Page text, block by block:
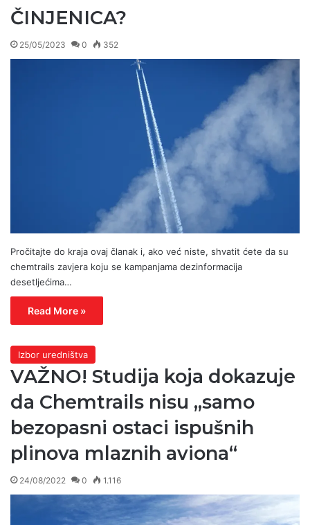
ČINJENICA?
25/05/2023 0 352
Pročitajte do kraja ovaj članak i, ako već niste, shvatit ćete da su
chemtrails zavjera koju se kampanjama dezinformacija
desetljećima…
Read More »
Izbor uredništva
VAŽNO! Studija koja dokazuje
da Chemtrails nisu „samo
bezopasni ostaci ispušnih
plinova mlaznih aviona“
24/08/2022 0 1.116